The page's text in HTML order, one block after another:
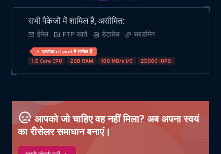
सभी पैकेजों में शामिल हैं, असीमित:
ईमेल FTP खाते डेटाबेस सबडोमेन
प्रत्येक cPanel में शामिल है:
1.5 Core CPU
2GB RAM 100 MB/s I/O 25000 IOPS
आपको जो चाहिए वह नहीं मिला? अब अपना स्वयं
का रीसेलर समाधान बनाएं।